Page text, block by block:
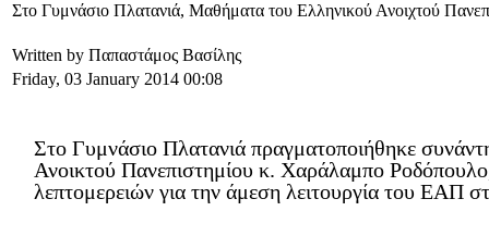
Στο Γυμνάσιο Πλατανιά, Μαθήματα του Ελληνικού Ανοιχτού
Written by Παπαστάμος Βασίλης
Friday, 03 January 2014 00:08
Στο Γυμνάσιο Πλατανιά πραγματοποιήθηκε
Ανοικτού Πανεπιστημίου κ. Χαράλαμπο Ροδόπουλο,
λεπτομερειών για την άμεση λειτουργία του ΕΑΠ